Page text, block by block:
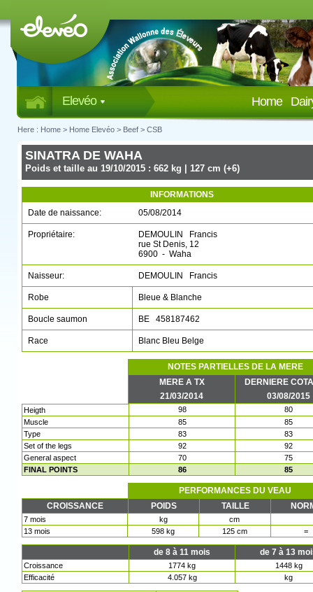
Elevéo Home
Here : Home > Home Elevéo > Beef > CSB
SINATRA DE WAHA
Poids et taille au 19/10/2015 : 662 kg | 127 cm (+6)
INFORMATIONS
Date de naissance:
05/08/2014
Propriétaire:
DEMOULIN Francis
rue St Denis, 12
6900 - Waha
Naisseur: DEMOULIN Francis
Robe Bleue & Blanche
Boucle saumon BE 458187462
Race Blanc Bleu Belge
NOTES PARTIELLES DE LA MERE
MERE A TX
21/03/2014
DERNIERE
03/08/2015
Heigth 98
80
Muscle
85
85
Type
83
83
Set of the legs
92
92
General aspect
70
75
FINAL POINTS
86 85
PERFORMANCES DU VEAU
CROISSANCE
POIDS TAILLE
7 mois kg
cm
13 mois
598 kg 125 cm =
de 8 à 11 mois de 7 à 13
Croissance 1774 kg
1448 kg
Efficacité
4.057 kg kg